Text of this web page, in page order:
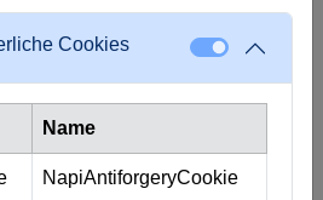
Risikominderung durch
und effektiver Ansatz. Sie
Herausforderungen im
bewältigen und letztendlich eine
Cookies
Name
NapiAntiforgeryCookie